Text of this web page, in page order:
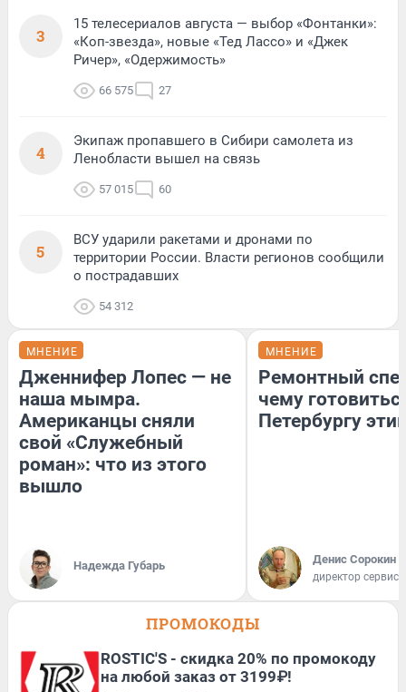
3
15 телесериалов августа — выбор «Фонтанки»:
«Коп-звезда», новые «Тед Лассо» и «Джек
Ричер», «Одержимость»
66 575 27
4
Экипаж пропавшего в Сибири самолета из
Ленобласти вышел на связь
57 015 60
5
ВСУ ударили ракетами и дронами по
территории России. Власти регионов сообщили
о пострадавших
54 312
МНЕНИЕ
Дженнифер Лопес — не
наша мымра.
Американцы сняли
свой «Служебный
роман»: что из этого
вышло
Надежда Губарь
МНЕНИЕ
Ремонтный
чему
Петербургу
Денис Сорокин
директор
ПРОМОКОДЫ
ROSTIC'S - скидка 20% по промокоду
на любой заказ от 3199₽!